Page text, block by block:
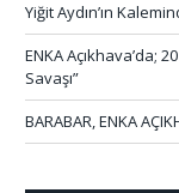
Yiğit Aydın’ın
ENKA Açıkhava’da;
Savaşı”
BARABAR, ENKA